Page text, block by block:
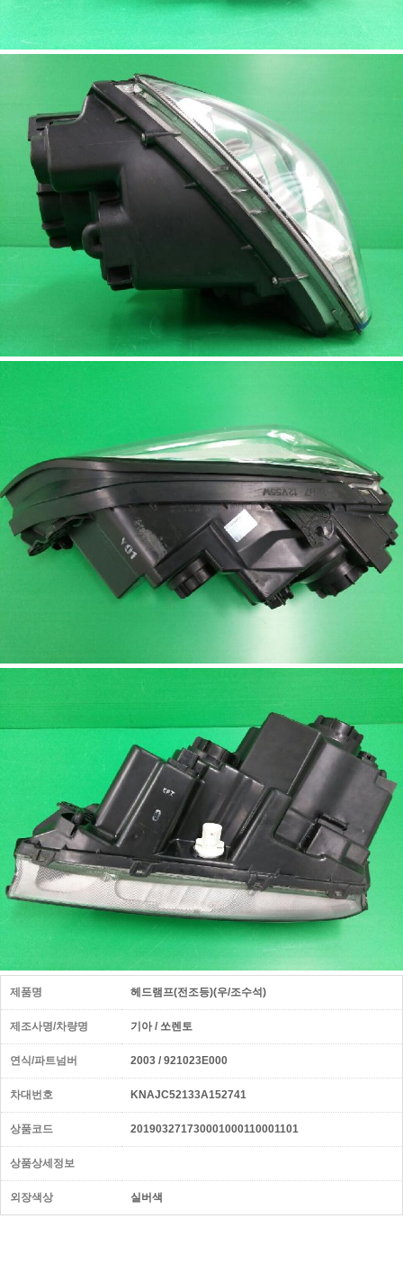
제품명 헤드램프(전조등)(우/조수석)
제조사명/차량명 기아 / 쏘렌토
연식/파트넘버 2003 / 921023E000
차대번호 KNAJC52133A152741
상품코드 201903271730001000110001101
상품상세정보
외장색상 실버색